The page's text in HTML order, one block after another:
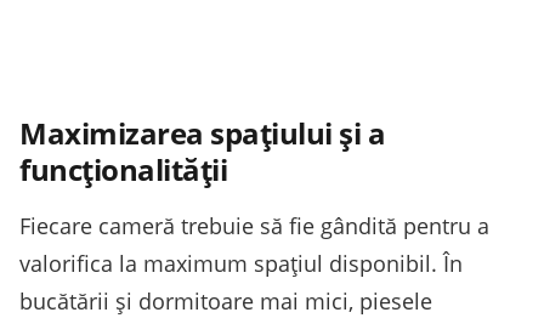
Maximizarea spațiului și a
funcționalității
Fiecare cameră trebuie să fie gândită pentru a
valorifica la maximum spațiul disponibil. În
bucătării și dormitoare mai mici, piesele